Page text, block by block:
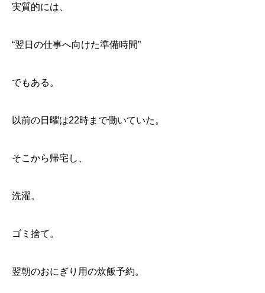
実質的には、
“翌日の仕事へ向けた準備時間”
でもある。
以前の日曜は22時まで働いていた。
そこから帰宅し、
洗濯。
ゴミ捨て。
翌朝のおにぎり用の炊飯予約。